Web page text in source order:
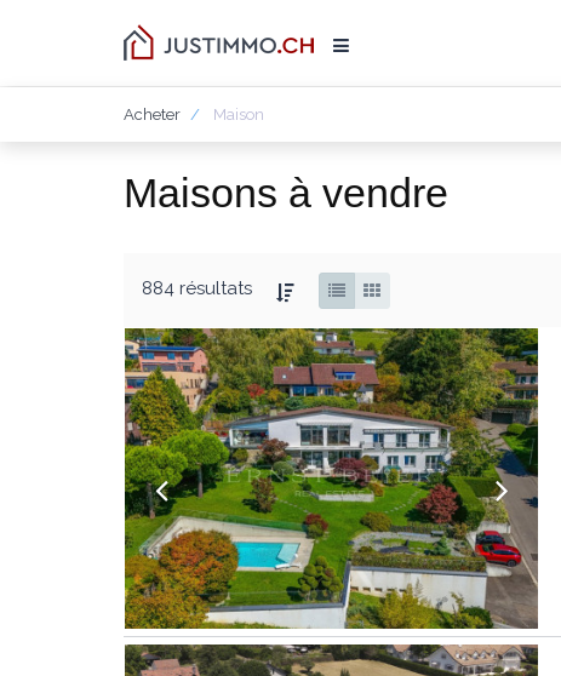
Acheter Maison
Maisons à vendre
884 résultats